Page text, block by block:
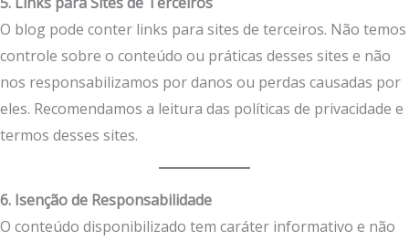
O blog pode conter links para sites de terceiros. Não temos
controle sobre o conteúdo ou práticas desses sites e não
nos responsabilizamos por danos ou perdas causadas por
eles. Recomendamos a leitura das políticas de privacidade e
termos desses sites.
6. Isenção de Responsabilidade
O conteúdo disponibilizado tem caráter informativo e não